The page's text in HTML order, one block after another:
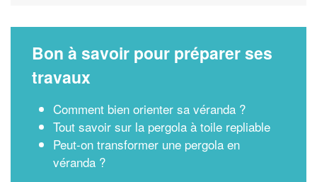
Bon à savoir pour préparer ses
travaux
Comment bien orienter sa véranda ?
Tout savoir sur la pergola à toile repliable
Peut-on transformer une pergola en
véranda ?